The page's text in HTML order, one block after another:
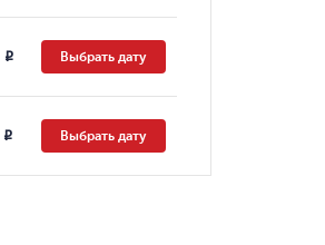
R Выбрать дату
R Выбрать дату